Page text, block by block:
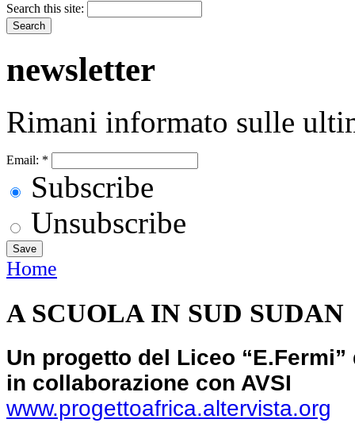
Search this site:
newsletter
Rimani informato sulle
Email: *
Subscribe
Unsubscribe
Home
A SCUOLA IN SUD SUDAN
Un progetto del Liceo
in collaborazione con AVSI
www.progettoafrica.altervista.org